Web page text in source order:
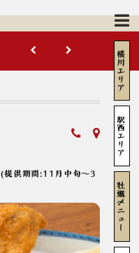
(提供期間:11月中旬～3
横川エリア
駅西エリア
牡蠣メニュー